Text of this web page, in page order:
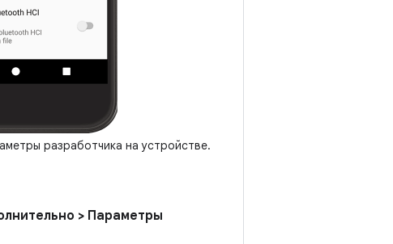
разработчика на устройстве.
> Параметры